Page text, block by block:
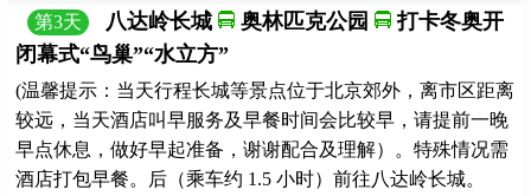
第3天 八达岭长城 奥林匹克公园
打卡冬奥开
闭幕式“鸟巢”“水立方”
(温馨提示：当天行程长城等景点位于北京郊外，离市区距离
较远，当天酒店叫早服务及早餐时间会比较早，请提前一晚
早点休息，做好早起准备，谢谢配合及理解）。特殊情况需
酒店打包早餐。后（乘车约 1.5 小时）前往八达岭长城。